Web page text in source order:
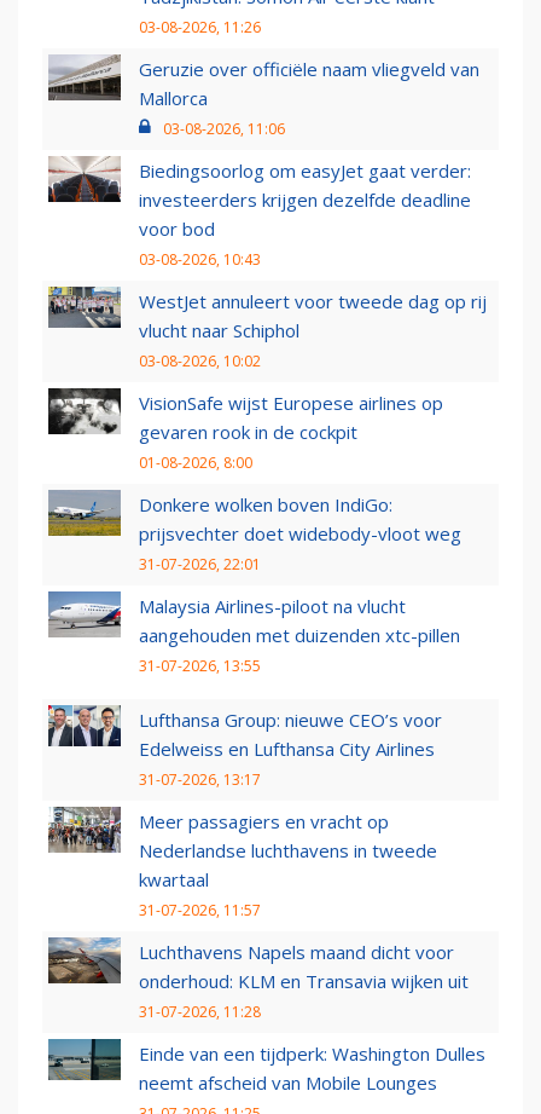
03-08-2026, 11:26
Geruzie over officiële naam vliegveld van
Mallorca
03-08-2026, 11:06
Biedingsoorlog om easyJet gaat verder:
investeerders krijgen dezelfde deadline
voor bod
03-08-2026, 10:43
WestJet annuleert voor tweede dag op rij
vlucht naar Schiphol
03-08-2026, 10:02
VisionSafe wijst Europese airlines op
gevaren rook in de cockpit
01-08-2026, 8:00
Donkere wolken boven IndiGo:
prijsvechter doet widebody-vloot weg
31-07-2026, 22:01
Malaysia Airlines-piloot na vlucht
aangehouden met duizenden xtc-pillen
31-07-2026, 13:55
Lufthansa Group: nieuwe CEO’s voor
Edelweiss en Lufthansa City Airlines
31-07-2026, 13:17
Meer passagiers en vracht op
Nederlandse luchthavens in tweede
kwartaal
31-07-2026, 11:57
Luchthavens Napels maand dicht voor
onderhoud: KLM en Transavia wijken uit
31-07-2026, 11:28
Einde van een tijdperk: Washington Dulles
neemt afscheid van Mobile Lounges